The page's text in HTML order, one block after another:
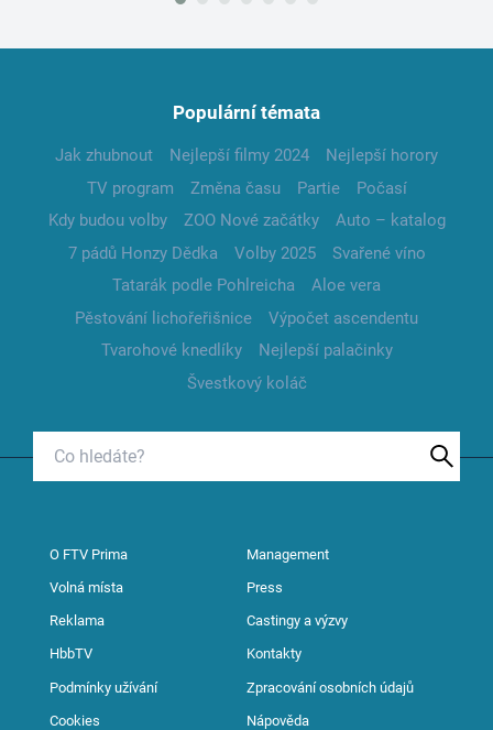
Populární témata
Jak zhubnout Nejlepší filmy 2024
Nejlepší horory
TV program
Změna času Partie
Počasí
Kdy budou volby
ZOO Nové začátky
Auto – katalog
7 pádů Honzy Dědka
Volby 2025
Svařené víno
Tatarák podle Pohlreicha
Aloe vera
Pěstování lichořeřišnice
Výpočet ascendentu
Tvarohové knedlíky
Nejlepší palačinky
Švestkový koláč
O FTV Prima Management
Volná místa Press
Reklama Castingy a výzvy
HbbTV Kontakty
Podmínky užívání Zpracování osobních údajů
Cookies Nápověda